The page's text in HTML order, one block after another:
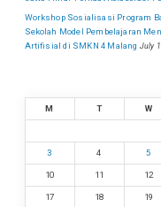
Workshop Sosialisasi Program
Sekolah Model Pembelajaran
Artifisial di SMKN 4 Malang July
M T W
3 4 5
10 11 12
17 18 19